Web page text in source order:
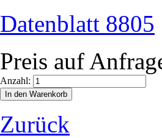
Datenblatt 8805
Preis auf
Anzahl:
Zurück